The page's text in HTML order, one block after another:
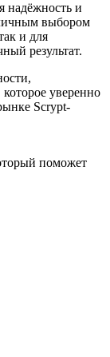
надёжность и
выбором
и для
результат.
уверенно
Scrypt-
поможет